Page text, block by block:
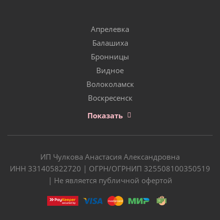
Апрелевка
Балашиха
Бронницы
Видное
Волоколамск
Воскресенск
Показать
ИП Чулкова Анастасия Александровна
ИНН 331405822720 | ОГРН/ОГРНИП 325508100350519
| Не является публичной офертой